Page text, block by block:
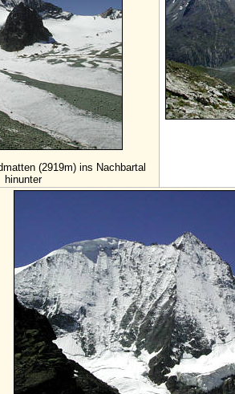
(2919m) ins Nachbartal
hinunter